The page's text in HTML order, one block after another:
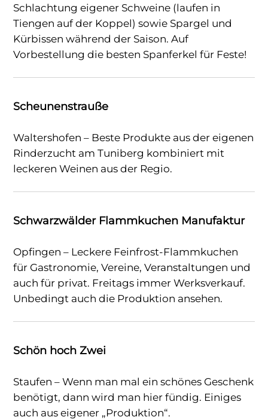
Schlachtung eigener Schweine (laufen in
Tiengen auf der Koppel) sowie Spargel und
Kürbissen während der Saison. Auf
Vorbestellung die besten Spanferkel für Feste!
Scheunenstrauße
Waltershofen – Beste Produkte aus der eigenen
Rinderzucht am Tuniberg kombiniert mit
leckeren Weinen aus der Regio.
Schwarzwälder Flammkuchen Manufaktur
Opfingen – Leckere Feinfrost-Flammkuchen
für Gastronomie, Vereine, Veranstaltungen und
auch für privat. Freitags immer Werksverkauf.
Unbedingt auch die Produktion ansehen.
Schön hoch Zwei
Staufen – Wenn man mal ein schönes Geschenk
benötigt, dann wird man hier fündig. Einiges
auch aus eigener „Produktion“.